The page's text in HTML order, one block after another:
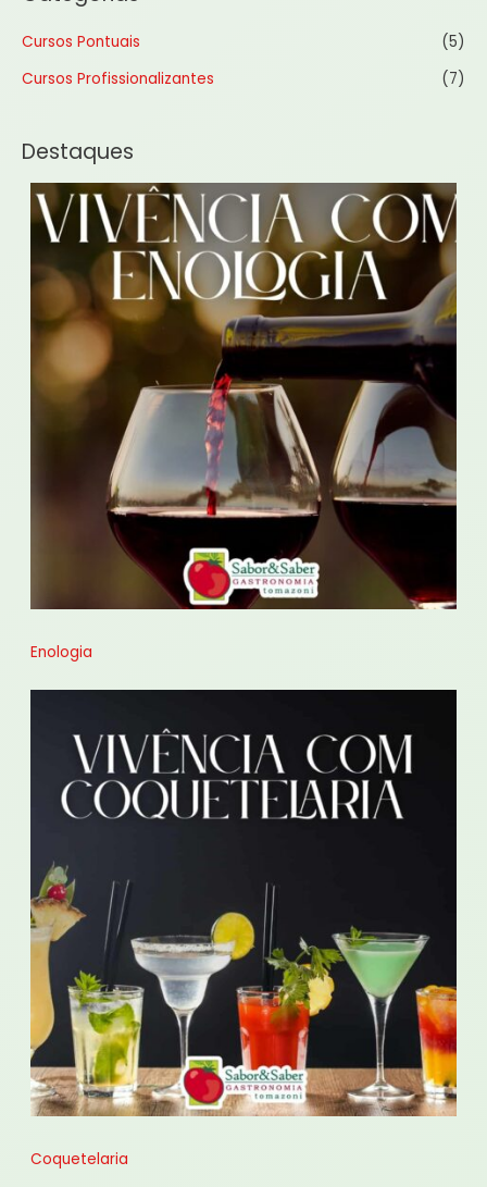
Cursos Pontuais
(5)
Cursos Profissionalizantes
(7)
Destaques
Enologia
Coquetelaria